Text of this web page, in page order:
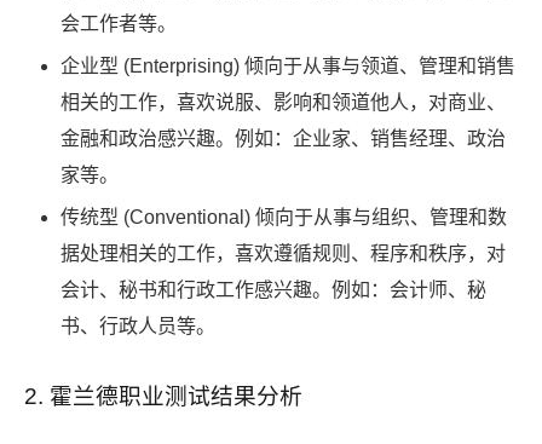
会工作者等。
企业型 (Enterprising) 倾向于从事与领道、管理和销售
相关的工作，喜欢说服、影响和领道他人，对商业、
金融和政治感兴趣。例如：企业家、销售经理、政治
家等。
传统型 (Conventional) 倾向于从事与组织、管理和数
据处理相关的工作，喜欢遵循规则、程序和秩序，对
会计、秘书和行政工作感兴趣。例如：会计师、秘
书、行政人员等。
2. 霍兰德职业测试结果分析